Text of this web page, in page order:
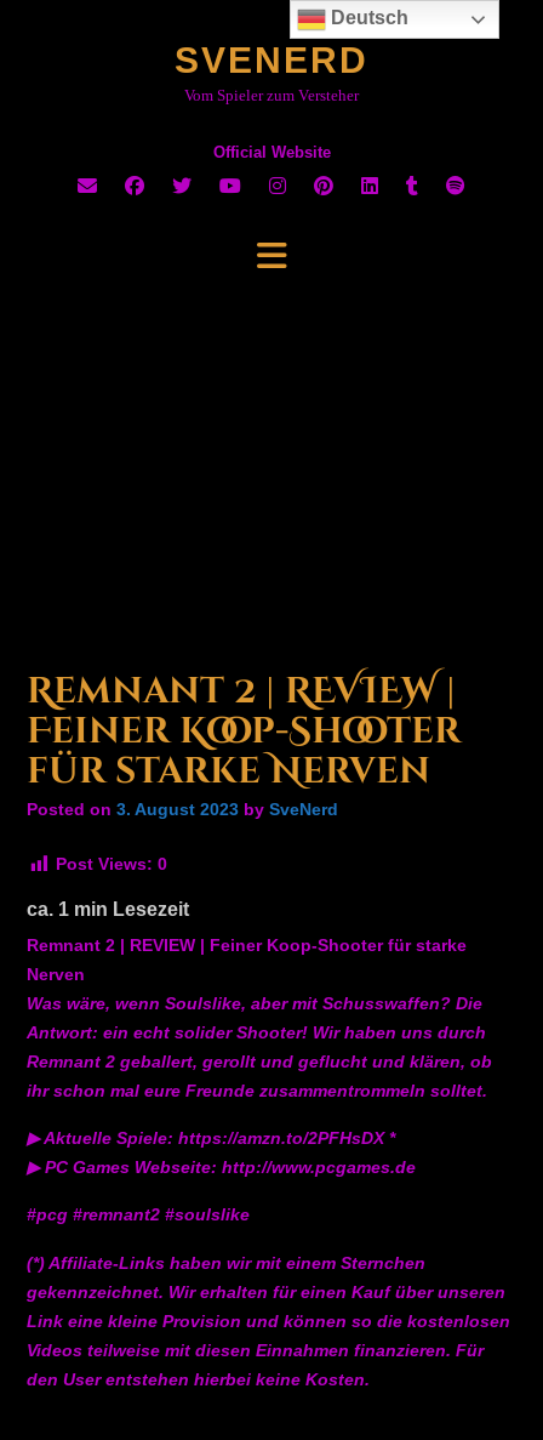
SVENERD
Vom Spieler zum Versteher
Official Website
Remnant 2 | REVIEW |
Feiner Koop-Shooter
für starke Nerven
Posted on 3. August 2023 by SveNerd
Post Views: 0
ca. 1 min Lesezeit
Remnant 2 | REVIEW | Feiner Koop-Shooter für starke
Nerven
Was wäre, wenn Soulslike, aber mit Schusswaffen? Die
Antwort: ein echt solider Shooter! Wir haben uns durch
Remnant 2 geballert, gerollt und geflucht und klären, ob
ihr schon mal eure Freunde zusammentrommeln solltet.
▶ Aktuelle Spiele: https://amzn.to/2PFHsDX *
▶ PC Games Webseite: http://www.pcgames.de
#pcg #remnant2 #soulslike
(*) Affiliate-Links haben wir mit einem Sternchen
gekennzeichnet. Wir erhalten für einen Kauf über unseren
Link eine kleine Provision und können so die kostenlosen
Videos teilweise mit diesen Einnahmen finanzieren. Für
den User entstehen hierbei keine Kosten.
Deutsch